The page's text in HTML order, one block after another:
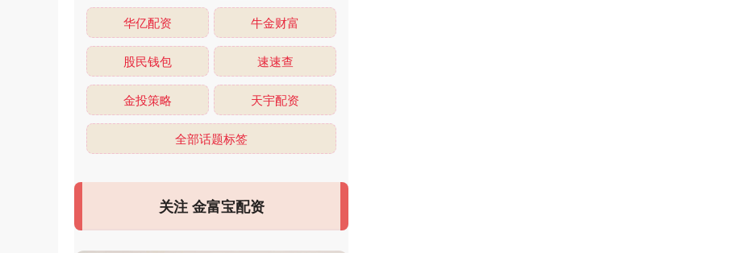
华亿配资 牛金财富
股民钱包 速速查
金投策略 天宇配资
全部话题标签
关注 金富宝配资